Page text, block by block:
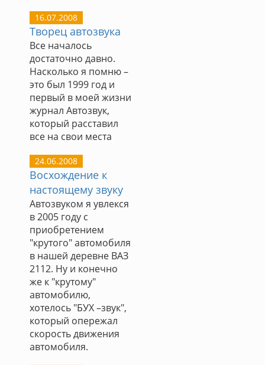
16.07.2008
Творец автозвука
Все началось
достаточно давно.
Насколько я помню –
это был 1999 год и
первый в моей жизни
журнал Автозвук,
который расставил
все на свои места
24.06.2008
Восхождение к
настоящему звуку
Автозвуком я увлекся
в 2005 году с
приобретением
"крутого" автомобиля
в нашей деревне ВАЗ
2112. Ну и конечно
же к "крутому"
автомобилю,
хотелось "БУХ –звук",
который опережал
скорость движения
автомобиля.